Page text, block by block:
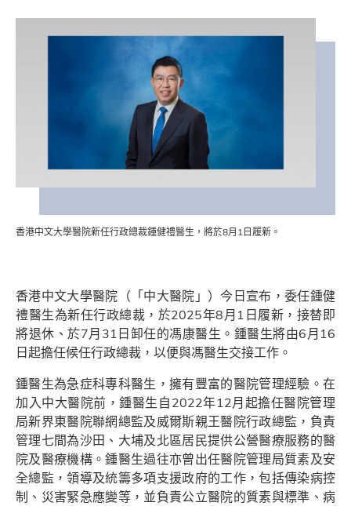
香港中文大學醫院新任行政總裁鍾健禮醫生，將於8月1日履新。
香港中文大學醫院（「中大醫院」）今日宣布，委任鍾健
禮醫生為新任行政總裁，於2025年8月1日履新，接替即
將退休、於7月31日卸任的馮康醫生。鍾醫生將由6月16
日起擔任候任行政總裁，以便與馮醫生交接工作。
鍾醫生為急症科專科醫生，擁有豐富的醫院管理經驗。在
加入中大醫院前，鍾醫生自2022年12月起擔任醫院管理
局新界東醫院聯網總監及威爾斯親王醫院行政總監，負責
管理七間為沙田、大埔及北區居民提供公營醫療服務的醫
院及醫療機構。鍾醫生過往亦曾出任醫院管理局質素及安
全總監，領導及統籌多項支援政府的工作，包括傳染病控
制、災害緊急應變等，並負責公立醫院的質素與標準、病